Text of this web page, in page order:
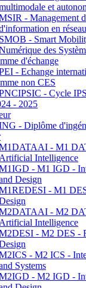
et
- Management
en
SMOB - Smart
des
d'échange
- Echange
non CES
- Cycle
- 2025
- Diplôme
- M1
Artificial Intelligence
- M1 IGD -
Design
- M1
- M2
Artificial Intelligence
- M2 DES -
- M2 ICS -
Systems
- M2 IGD -